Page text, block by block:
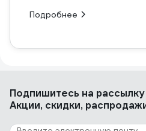
Подробнее
Подпишитесь на рассылку
Акции, скидки,